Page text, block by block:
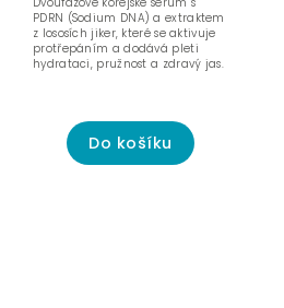
Do košíku
PDRN (Sodium DNA) a extraktem
z lososích jiker, které se aktivuje
protřepáním a dodává pleti
hydrataci, pružnost a zdravý jas.